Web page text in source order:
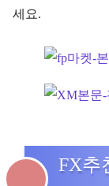
세요.
FX추